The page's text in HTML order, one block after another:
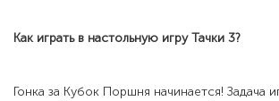
Как играть в настольную игруТачки 3?
Гонка за Кубок Поршня начинается!